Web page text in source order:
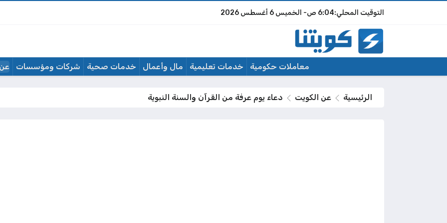
6:04 ص الخميس 6 أغسطس 2026
معاملات حكومية خدمات تعليمية مال وأعمال خدمات صحية شركات ومؤسسات
الرئيسية عن الكويت دعاء يوم عرفة من القرآن والسنة النبوية